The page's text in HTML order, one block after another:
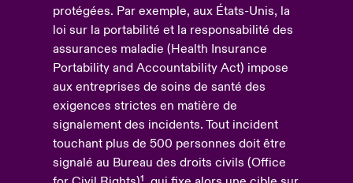
protégées. Par exemple, aux États-Unis, la
loi sur la portabilité et la responsabilité des
assurances maladie (Health Insurance
Portability and Accountability Act) impose
aux entreprises de soins de santé des
exigences strictes en matière de
signalement des incidents. Tout incident
touchant plus de 500 personnes doit être
signalé au Bureau des droits civils (Office